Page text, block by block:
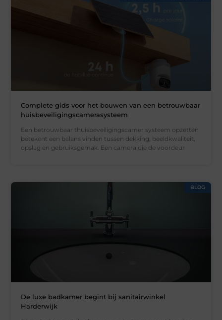
Complete gids voor het bouwen van een betrouwbaar
huisbeveiligingscamerasysteem
Een betrouwbaar thuisbeveiligingscamer systeem opzetten
betekent een balans vinden tussen dekking, beeldkwaliteit,
opslag en gebruiksgemak. Een camera die de voordeur
BLOG
De luxe badkamer begint bij sanitairwinkel
Harderwijk